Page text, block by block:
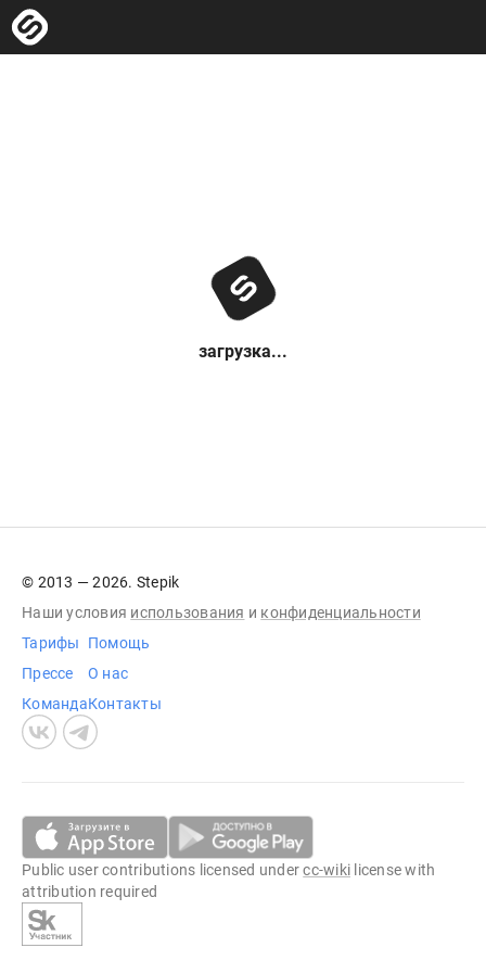
загрузка...
© 2013 — 2026. Stepik
Наши условия использования и конфиденциальности
Тарифы
Прессе
Команда
Помощь
О нас
Контакты
Public user contributions licensed undercc-wiki license with
attribution required